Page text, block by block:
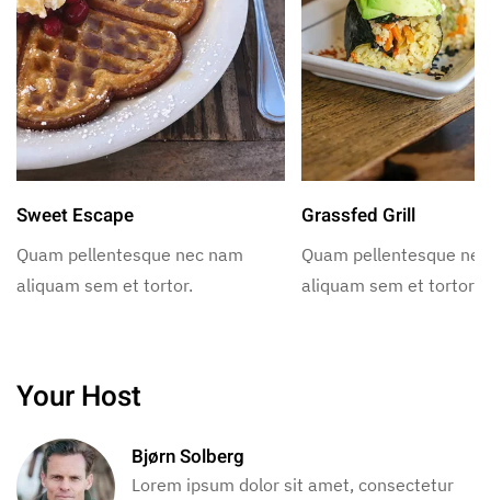
Sweet Escape
Quam pellentesque nec nam
aliquam sem et tortor.
Grassfed Grill
Quam pellentesque
aliquam sem et tortor.
Your Host
Bjørn Solberg
Lorem ipsum dolor sit amet, consectetur